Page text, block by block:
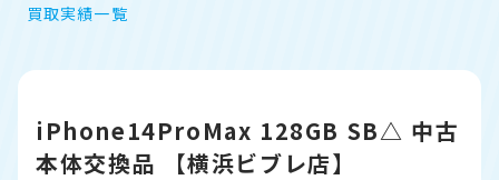
買取実績一覧
iPhone14ProMax 128GB SB△ 中古
本体交換品 【横浜ビブレ店】